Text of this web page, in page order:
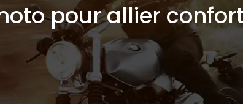
pour allier